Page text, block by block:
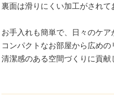
裏面は滑りにくい加工がされて
お手入れも簡単で、日々のケア
コンパクトなお部屋から広め
清潔感のある空間づくりに貢献